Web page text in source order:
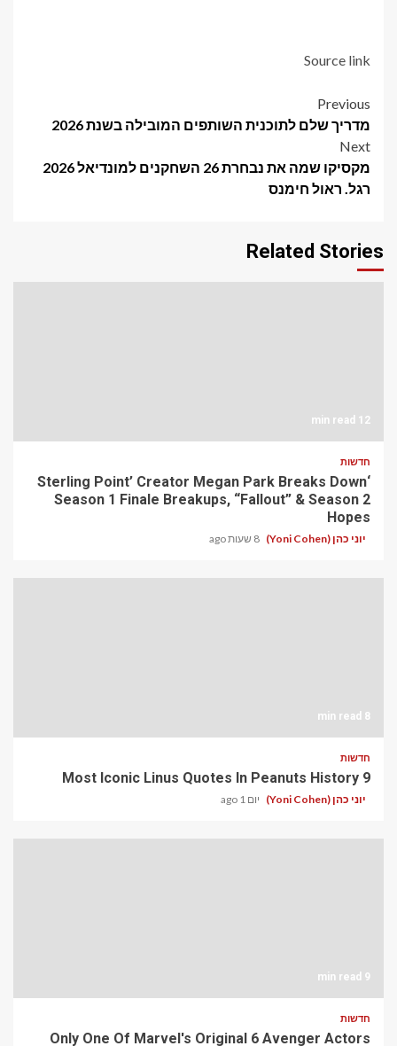
Source link
Post
navigation
Previous
מדריך שלם לתוכנית השותפים המובילה בשנת 2026
Next
מקסיקו שמה את נבחרת 26 השחקנים למונדיאל 2026
רגל. ראול חימנס
Related Stories
12 min read
חדשות
‘Sterling Point’ Creator Megan Park Breaks Down
Season 1 Finale Breakups, “Fallout” & Season 2
Hopes
יוני כהן (Yoni Cohen) 8 שעות ago
8 min read
חדשות
9 Most Iconic Linus Quotes In Peanuts History
יוני כהן (Yoni Cohen) יום 1 ago
9 min read
חדשות
Only One Of Marvel's Original 6 Avenger Actors